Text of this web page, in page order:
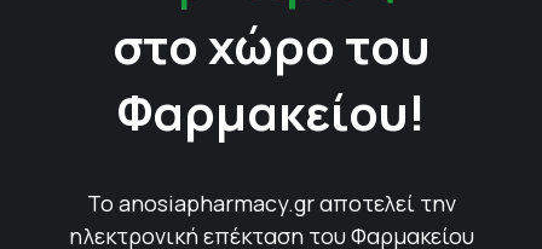
στο χώρο του
Φαρμακείου!
Το anosiapharmacy.gr αποτελεί την
ηλεκτρονική επέκταση του Φαρμακείου